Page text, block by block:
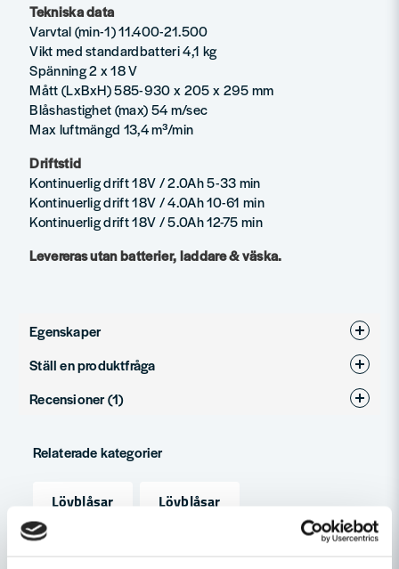
Tekniska data
Varvtal (min-1) 11.400-21.500
Vikt med standardbatteri 4,1 kg
Spänning 2 x 18 V
Mått (LxBxH) 585-930 x 205 x 295 mm
Blåshastighet (max) 54 m/sec
Max luftmängd 13,4 m³/min
Driftstid
Kontinuerlig drift 18V / 2.0Ah 5-33 min
Kontinuerlig drift 18V / 4.0Ah 10-61 min
Kontinuerlig drift 18V / 5.0Ah 12-75 min
Levereras utan batterier, laddare & väska.
Egenskaper
Produkttyp
Spänning
Drivmedel
Ställ en produktfråga
question
Fråga oss något om denna produkten...
nameNamn
Recensioner (1)
Tomas
tidigare. Använder den till nästan allt och är hur
nöjd som helst.
Relaterade kategorier
Lövblåsar
Lövblåsar